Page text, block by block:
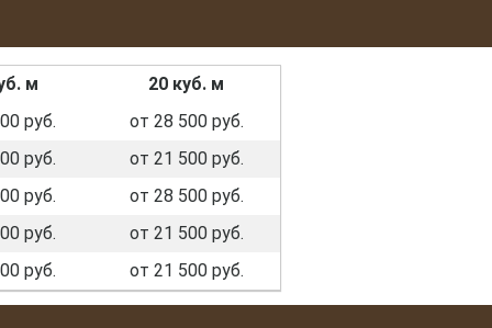
м
20 куб. м
руб.
от 28 500 руб.
руб.
от 21 500 руб.
руб.
от 28 500 руб.
руб.
от 21 500 руб.
руб.
от 21 500 руб.